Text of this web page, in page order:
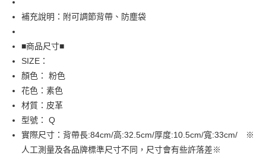
全盈+PAY
相關說明
AFTEE先享後付是「在收到商品之後才付款」的支付方式。 讓您購物簡單
便利好安心！
１．簡單：不需註冊會員、不需綁卡、不需儲值。
２．便利：只要手機號碼，簡訊認證，即可結帳。
３．安心：先確認商品／服務後，再付款。
【「AFTEE先享後付」結帳流程】
１．於結帳方式選擇「AFTEE先享後付」後，將跳轉至「AFTEE先享後付」
結帳頁面，進行簡訊認證並確認金額後，即可完成結帳。
運送方式
全家取貨付款
免運費
免運費
補充說明：附可調節背帶、防塵袋
■商品尺寸■
SIZE：
顏色： 粉色
花色：素色
材質：皮革
型號： Q
實際尺寸：背帶長:84cm/高:32.5cm/厚度:10.5cm/寬:33cm/ ※
人工測量及各品牌標準尺寸不同，尺寸會有些許落差※